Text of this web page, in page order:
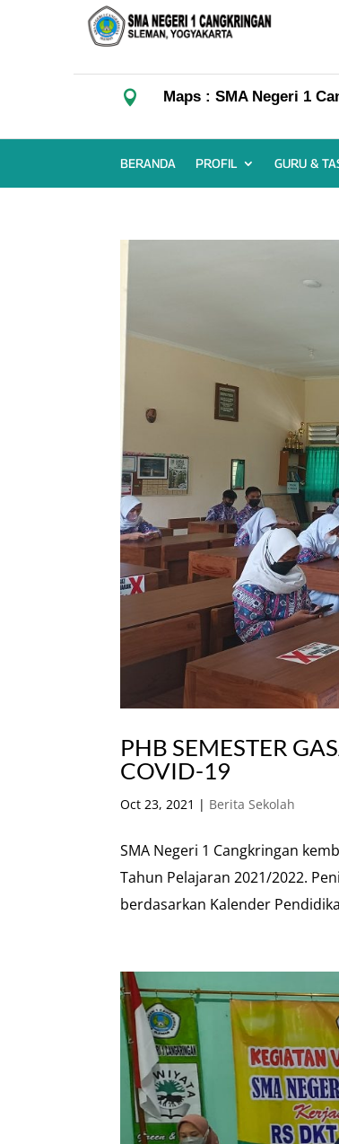
 Maps : SMA Negeri 1
BERANDA PROFIL GURU &
PHB SEMESTER
COVID-19
Oct 23, 2021 | Berita Sekolah
SMA Negeri 1 Cangkringan
Tahun Pelajaran 2021/2022.
berdasarkan Kalender